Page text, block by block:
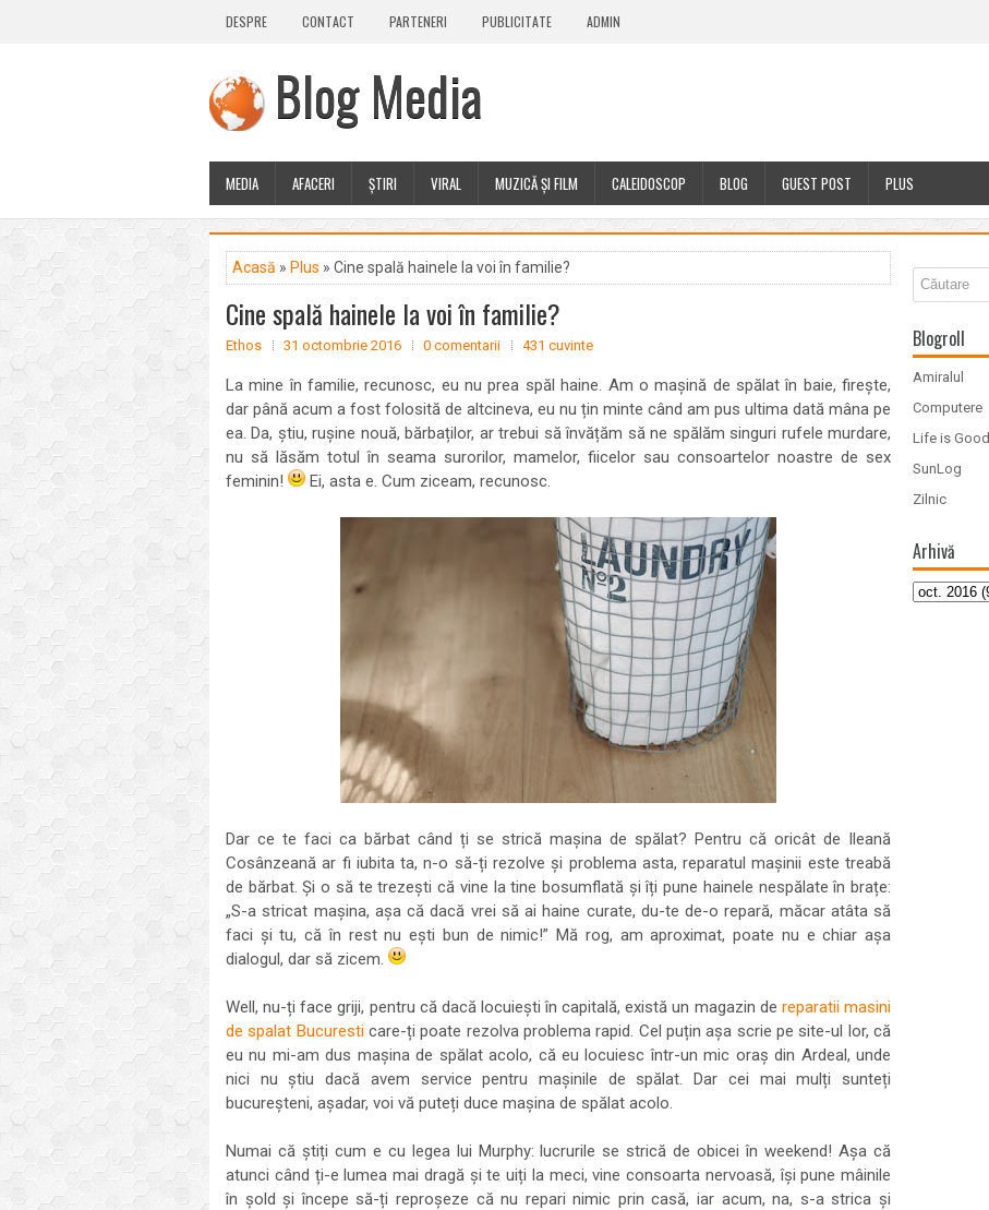
DESPRE CONTACT PARTENERI PUBLICITATE ADMIN
Blog Media
MEDIA AFACERI ȘTIRI VIRAL MUZICĂ ȘI FILM CALEIDOSCOP BLOG GUEST POST PLUS
Acasă » Plus » Cine spală hainele la voi în familie?
Cine spală hainele la voi în familie?
Ethos 31 octombrie 2016 0 comentarii 431 cuvinte
La mine în familie, recunosc, eu nu prea spăl haine. Am o mașină de spălat în baie, firește,
dar până acum a fost folosită de altcineva, eu nu țin minte când am pus ultima dată mâna pe
ea. Da, știu, rușine nouă, bărbaților, ar trebui să învățăm să ne spălăm singuri rufele murdare,
nu să lăsăm totul în seama surorilor, mamelor, fiicelor sau consoartelor noastre de sex
feminin!
Ei, asta e. Cum ziceam, recunosc.
Dar ce te faci ca bărbat când ți se strică mașina de spălat? Pentru că oricât de Ileană
Cosânzeană ar fi iubita ta, n-o să-ți rezolve și problema asta, reparatul mașinii este treabă
de bărbat. Și o să te trezești că vine la tine bosumflată și îți pune hainele nespălate în brațe:
„S-a stricat mașina, așa că dacă vrei să ai haine curate, du-te de-o repară, măcar atâta să
faci și tu, că în rest nu ești bun de nimic!” Mă rog, am aproximat, poate nu e chiar așa
dialogul, dar să zicem.
Well, nu-ți face griji, pentru că dacă locuiești în capitală, există un magazin de reparatii masini
de spalat Bucuresticare-ți poate rezolva problema rapid. Cel puțin așa scrie pe site-ul lor, că
eu nu mi-am dus mașina de spălat acolo, că eu locuiesc într-un mic oraș din Ardeal, unde
nici nu știu dacă avem service pentru mașinile de spălat. Dar cei mai mulți sunteți
bucureșteni, așadar, voi vă puteți duce mașina de spălat acolo.
Numai că știți cum e cu legea lui Murphy: lucrurile se strică de obicei în weekend! Așa că
atunci când ți-e lumea mai dragă și te uiți la meci, vine consoarta nervoasă, își pune mâinile
în șold și începe să-ți reproșeze că nu repari nimic prin casă, iar acum, na, s-a strica și
Blogroll
Amiralul
Computere
Life is Good
SunLog
Zilnic
Arhivă